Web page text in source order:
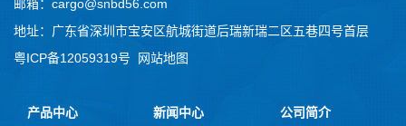
邮箱：cargo@snbd56.com
地址：广东省深圳市宝安区航城街道后瑞新瑞二区五巷四号首层
粤ICP备12059319号
网站地图
产品中心 新闻中心 公司简介